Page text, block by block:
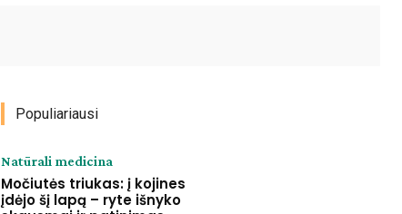
Populiariausi
Natūrali medicina
Močiutės triukas: į kojines
įdėjo šį lapą – ryte išnyko